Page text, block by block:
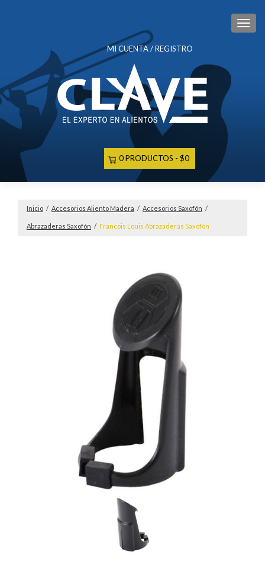
MI CUENTA / REGISTRO
0 PRODUCTOS $0
Inicio / Accesorios Aliento Madera / Accesorios Saxofón /
Abrazaderas Saxofón / Francois Louis Abrazaderas Saxofón